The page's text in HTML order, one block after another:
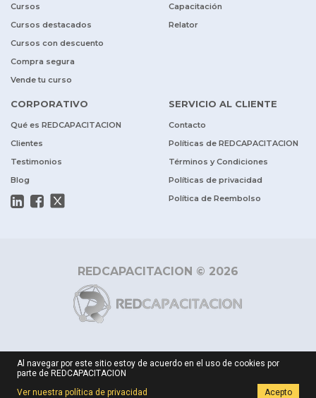
Cursos
Cursos destacados
Cursos con descuento
Compra segura
Vende tu curso
Capacitación
Relator
CORPORATIVO
Qué es REDCAPACITACION
Clientes
Testimonios
Blog
SERVICIO AL CLIENTE
Contacto
Políticas de REDCAPACITACION
Términos y Condiciones
Políticas de privacidad
Política de Reembolso
REDCAPACITACION © 2026
Al navegar por este sitio estoy de acuerdo en el uso de cookies por
parte de REDCAPACITACION
Ver nuestra política de privacidad
Acepto